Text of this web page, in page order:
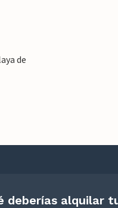
de
deberías alquilar